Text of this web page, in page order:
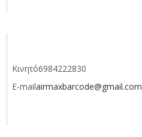
Κινητό6984222830
E-mailairmaxbarcode@gmail.com